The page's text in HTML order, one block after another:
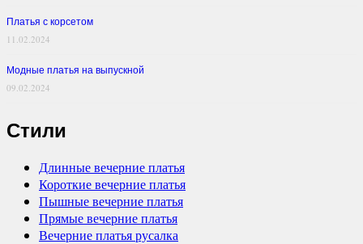
Платья с корсетом
11.02.2024
Модные платья на выпускной
09.02.2024
Стили
Длинные вечерние платья
Короткие вечерние платья
Пышные вечерние платья
Прямые вечерние платья
Вечерние платья русалка